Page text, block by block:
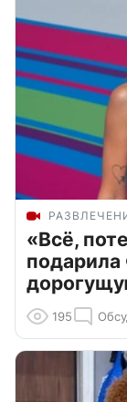
«Всё,
подарила
195